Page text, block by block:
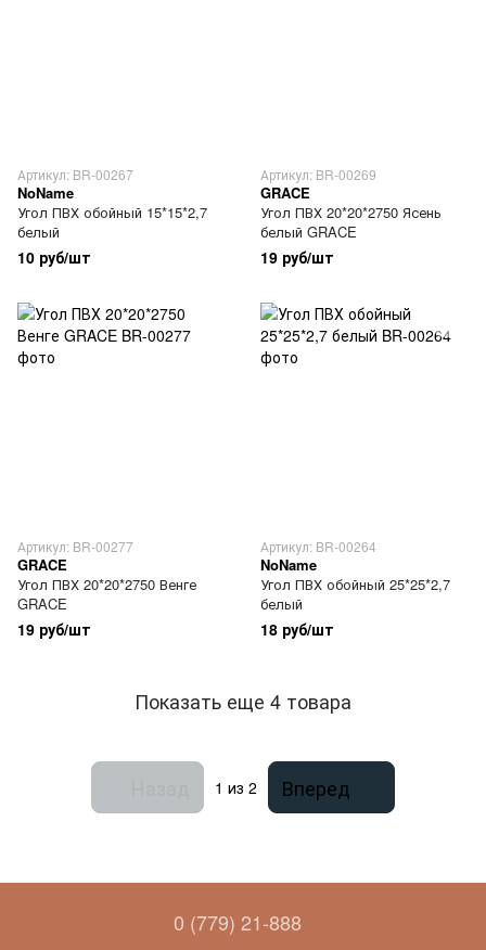
Артикул: BR-00267
NoName
Угол ПВХ обойный 15*15*2,7
белый
10 руб/шт
Артикул: BR-00269
GRACE
Угол ПВХ 20*20*2750 Ясень
белый GRACE
19 руб/шт
Артикул: BR-00277
GRACE
Угол ПВХ 20*20*2750 Венге
GRACE
19 руб/шт
Артикул: BR-00264
NoName
Угол ПВХ обойный 25*25*2,7
белый
18 руб/шт
Показать еще 4 товара
1 из 2 Вперед
0 (779) 21-888